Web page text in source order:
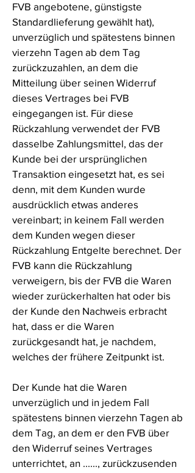
FVB angebotene, günstigste
Standardlieferung gewählt hat),
unverzüglich und spätestens binnen
vierzehn Tagen ab dem Tag
zurückzuzahlen, an dem die
Mitteilung über seinen Widerruf
dieses Vertrages bei FVB
eingegangen ist. Für diese
Rückzahlung verwendet der FVB
dasselbe Zahlungsmittel, das der
Kunde bei der ursprünglichen
Transaktion eingesetzt hat, es sei
denn, mit dem Kunden wurde
ausdrücklich etwas anderes
vereinbart; in keinem Fall werden
dem Kunden wegen dieser
Rückzahlung Entgelte berechnet. Der
FVB kann die Rückzahlung
verweigern, bis der FVB die Waren
wieder zurückerhalten hat oder bis
der Kunde den Nachweis erbracht
hat, dass er die Waren
zurückgesandt hat, je nachdem,
welches der frühere Zeitpunkt ist.
Der Kunde hat die Waren
unverzüglich und in jedem Fall
spätestens binnen vierzehn Tagen ab
dem Tag, an dem er den FVB über
den Widerruf seines Vertrages
unterrichtet, an ......, zurückzusenden